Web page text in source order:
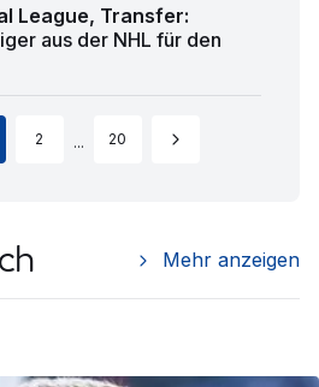
League, Transfer:
aus der NHL für den
2 ... 20
Mehr anzeigen